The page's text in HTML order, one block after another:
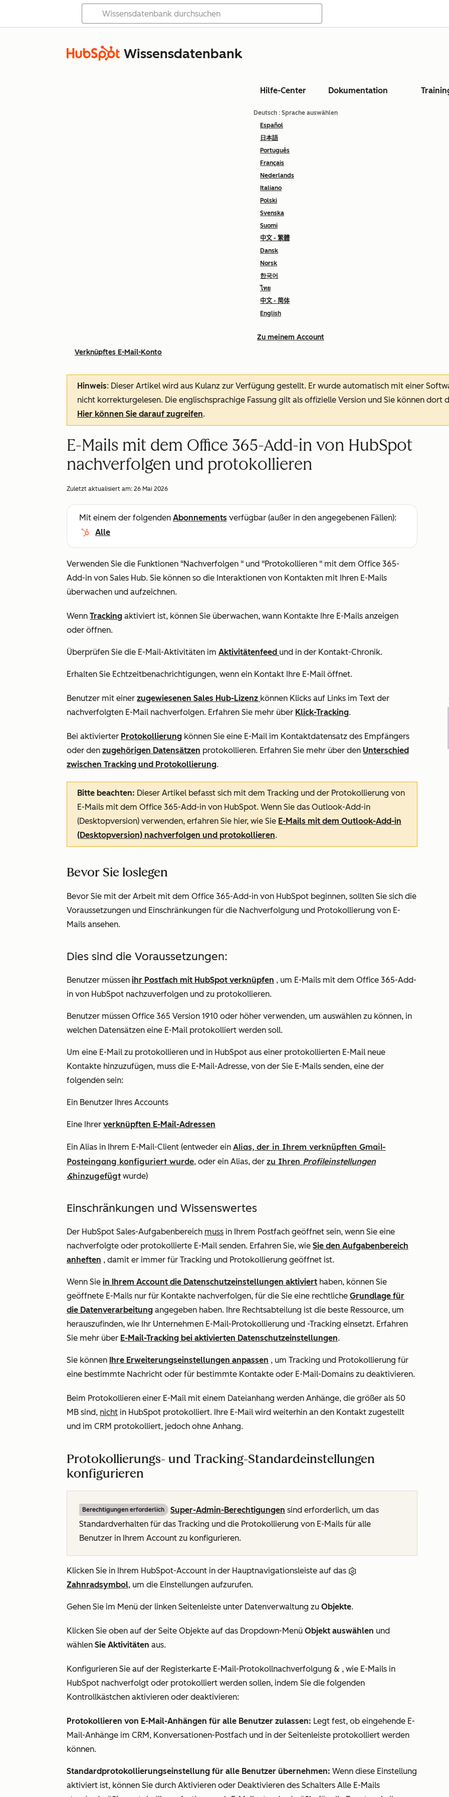
Wissensdatenbank
Hilfe-Center Dokumentation
Deutsch : Sprache auswählen
Español
日本語
Português
Français
Nederlands
Italiano
Polski
Svenska
Suomi
中文 - 繁體
Dansk
Norsk
한국어
ไทย
中文 - 简体
English
Zu meinem Account
Verknüpftes E-Mail-Konto
Hinweis: Dieser Artikel wird aus Kulanz zur Verfügung gestellt. Er wurde automatisch mit einer
nicht korrekturgelesen. Die englischsprachige Fassung gilt als offizielle Version und Sie können
Hier können Sie darauf zugreifen.
E-Mails mit dem Office 365-Add-in von HubSpot
nachverfolgen und protokollieren
Zuletzt aktualisiert am: 26 Mai 2026
Mit einem der folgenden Abonnements verfügbar (außer in den angegebenen Fällen):
Alle
Verwenden Sie die Funktionen "Nachverfolgen " und "Protokollieren " mit dem Office 365-
Add-in von Sales Hub. Sie können so die Interaktionen von Kontakten mit Ihren E-Mails
überwachen und aufzeichnen.
Wenn Tracking aktiviert ist, können Sie überwachen, wann Kontakte Ihre E-Mails anzeigen
oder öffnen.
Überprüfen Sie die E-Mail-Aktivitäten im Aktivitätenfeed und in der Kontakt-Chronik.
Erhalten Sie Echtzeitbenachrichtigungen, wenn ein Kontakt Ihre E-Mail öffnet.
Benutzer mit einer zugewiesenen Sales Hub-Lizenz können Klicks auf Links im Text der
nachverfolgten E-Mail nachverfolgen. Erfahren Sie mehr über Klick-Tracking.
Bei aktivierter Protokollierung können Sie eine E-Mail im Kontaktdatensatz des Empfängers
oder den zugehörigen Datensätzen protokollieren. Erfahren Sie mehr über den Unterschied
zwischen Tracking und Protokollierung.
Bitte beachten: Dieser Artikel befasst sich mit dem Tracking und der Protokollierung von
E-Mails mit dem Office 365-Add-in von HubSpot. Wenn Sie das Outlook-Add-in
(Desktopversion) verwenden, erfahren Sie hier, wie Sie E-Mails mit dem Outlook-Add-in
(Desktopversion) nachverfolgen und protokollieren.
Bevor Sie loslegen
Bevor Sie mit der Arbeit mit dem Office 365-Add-in von HubSpot beginnen, sollten Sie sich die
Voraussetzungen und Einschränkungen für die Nachverfolgung und Protokollierung von E-
Mails ansehen.
Dies sind die Voraussetzungen:
Benutzer müssen ihr Postfach mit HubSpot verknüpfen , um E-Mails mit dem Office 365-Add-
in von HubSpot nachzuverfolgen und zu protokollieren.
Benutzer müssen Office 365 Version 1910 oder höher verwenden, um auswählen zu können, in
welchen Datensätzen eine E-Mail protokolliert werden soll.
Um eine E-Mail zu protokollieren und in HubSpot aus einer protokollierten E-Mail neue
Kontakte hinzuzufügen, muss die E-Mail-Adresse, von der Sie E-Mails senden, eine der
folgenden sein:
Ein Benutzer Ihres Accounts
Eine Ihrer verknüpften E-Mail-Adressen
Ein Alias in Ihrem E-Mail-Client (entweder ein Alias, der in Ihrem verknüpften Gmail-
Posteingang konfiguriert wurde, oder ein Alias, der zu Ihren Profileinstellungen
&hinzugefügt wurde)
Einschränkungen und Wissenswertes
Der HubSpot Sales-Aufgabenbereich muss in Ihrem Postfach geöffnet sein, wenn Sie eine
nachverfolgte oder protokollierte E-Mail senden. Erfahren Sie, wie Sie den Aufgabenbereich
anheften , damit er immer für Tracking und Protokollierung geöffnet ist.
Wenn Sie in Ihrem Account die Datenschutzeinstellungen aktiviert haben, können Sie
geöffnete E-Mails nur für Kontakte nachverfolgen, für die Sie eine rechtliche Grundlage für
die Datenverarbeitung angegeben haben. Ihre Rechtsabteilung ist die beste Ressource, um
herauszufinden, wie Ihr Unternehmen E-Mail-Protokollierung und -Tracking einsetzt. Erfahren
Sie mehr über E-Mail-Tracking bei aktivierten Datenschutzeinstellungen.
Sie können Ihre Erweiterungseinstellungen anpassen , um Tracking und Protokollierung für
eine bestimmte Nachricht oder für bestimmte Kontakte oder E-Mail-Domains zu deaktivieren.
Beim Protokollieren einer E-Mail mit einem Dateianhang werden Anhänge, die größer als 50
MB sind, nicht in HubSpot protokolliert. Ihre E-Mail wird weiterhin an den Kontakt zugestellt
und im CRM protokolliert, jedoch ohne Anhang.
Protokollierungs- und Tracking-Standardeinstellungen
konfigurieren
Berechtigungen erforderlich Super-Admin-Berechtigungen sind erforderlich, um das
Standardverhalten für das Tracking und die Protokollierung von E-Mails für alle
Benutzer in Ihrem Account zu konfigurieren.
Klicken Sie in Ihrem HubSpot-Account in der Hauptnavigationsleiste auf das
Zahnradsymbol, um die Einstellungen aufzurufen.
Gehen Sie im Menü der linken Seitenleiste unter Datenverwaltung zu Objekte.
Klicken Sie oben auf der Seite Objekte auf das Dropdown-Menü Objekt auswählen und
wählen Sie Aktivitäten aus.
Konfigurieren Sie auf der Registerkarte E-Mail-Protokollnachverfolgung & , wie E-Mails in
HubSpot nachverfolgt oder protokolliert werden sollen, indem Sie die folgenden
Kontrollkästchen aktivieren oder deaktivieren:
Protokollieren von E-Mail-Anhängen für alle Benutzer zulassen: Legt fest, ob eingehende E-
Mail-Anhänge im CRM, Konversationen-Postfach und in der Seitenleiste protokolliert werden
können.
Standardprotokollierungseinstellung für alle Benutzer übernehmen: Wenn diese Einstellung
aktiviert ist, können Sie durch Aktivieren oder Deaktivieren des Schalters Alle E-Mails